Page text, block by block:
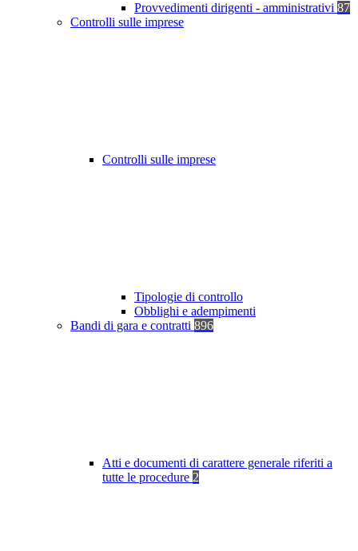
Provvedimenti dirigenti - amministrativi 87
Controlli sulle imprese
Controlli sulle imprese
Tipologie di controllo
Obblighi e adempimenti
Bandi di gara e contratti 896
Atti e documenti di carattere generale riferiti a
tutte le procedure 2